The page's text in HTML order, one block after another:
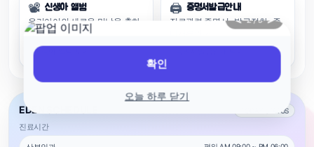
📽️ 신생아 앨범
우리아이의 새로운 만남을 축하
해주세요
신생아 앨범 보기
🖨️ 증명서발급안내
진료관련 증명서 · 발급절차 · 준
EDEN SCHEDULE TODAY STATUS
진료시간
< 2 / 5 >
확인
오늘 하루 닫기